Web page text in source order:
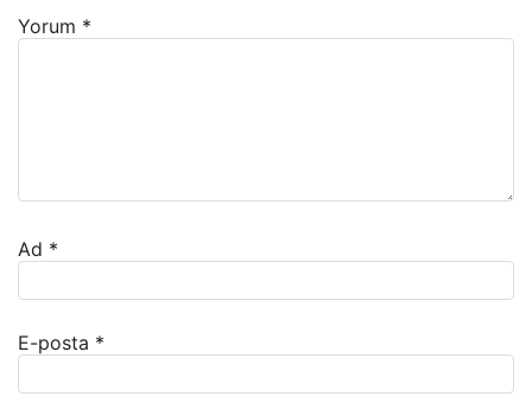
Yorum *
Ad *
E-posta *